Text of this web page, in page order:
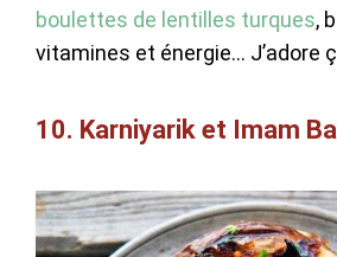
boulettes de lentilles turques,
vitamines et énergie… J’adore
10. Karniyarik et Imam